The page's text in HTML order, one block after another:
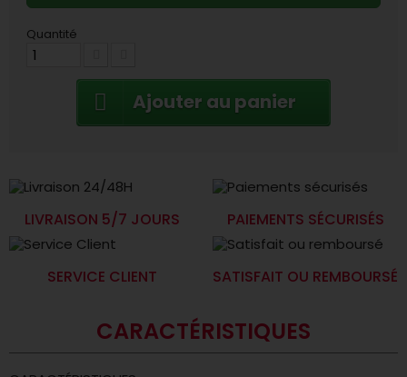
Quantité
Ajouter au panier
LIVRAISON 5/7 JOURS PAIEMENTS SÉCURISÉS
SERVICE CLIENT SATISFAIT OU REMBOURSÉ
CARACTÉRISTIQUES